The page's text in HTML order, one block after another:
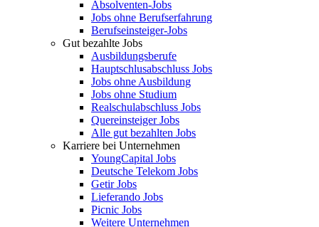
Absolventen-Jobs
Jobs ohne Berufserfahrung
Berufseinsteiger-Jobs
Gut bezahlte Jobs
Ausbildungsberufe
Hauptschlusabschluss Jobs
Jobs ohne Ausbildung
Jobs ohne Studium
Realschulabschluss Jobs
Quereinsteiger Jobs
Alle gut bezahlten Jobs
Karriere bei Unternehmen
YoungCapital Jobs
Deutsche Telekom Jobs
Getir Jobs
Lieferando Jobs
Picnic Jobs
Weitere Unternehmen